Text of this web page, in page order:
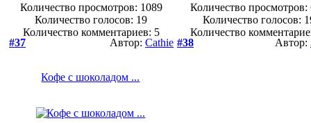
Количество просмотров: 1089
Количество голосов: 19
Количество комментариев: 5
Количество просмотров:
Количество голосов:
Количество
#37
Автор: Cathie
Кофе с шоколадом ...
#38 Автор: